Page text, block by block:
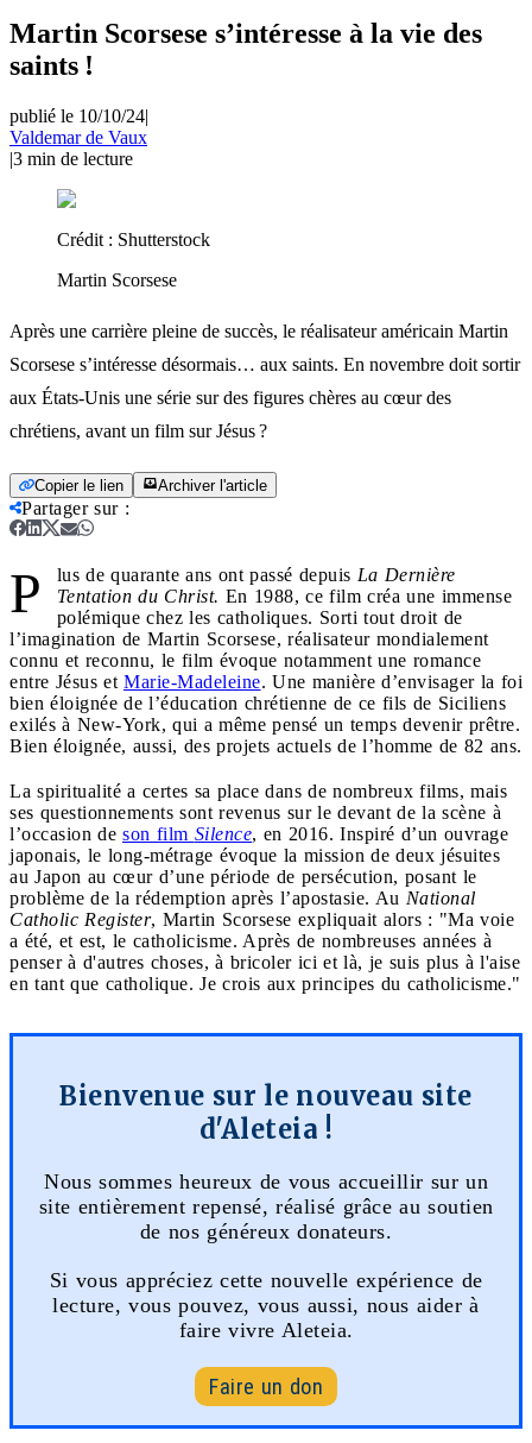
Martin Scorsese s’intéresse à la vie des
saints !
publié le 10/10/24|
Valdemar de Vaux
|3 min de lecture
Crédit : Shutterstock
Martin Scorsese
Après une carrière pleine de succès, le réalisateur américain Martin
Scorsese s’intéresse désormais… aux saints. En novembre doit sortir
aux États-Unis une série sur des figures chères au cœur des
chrétiens, avant un film sur Jésus ?
Copier le lien Archiver l'article
Partager sur:
P lus de quarante ans ont passé depuis La Dernière
Tentation du Christ. En 1988, ce film créa une immense
polémique chez les catholiques. Sorti tout droit de
l’imagination de Martin Scorsese, réalisateur mondialement
connu et reconnu, le film évoque notamment une romance
entre Jésus et Marie-Madeleine. Une manière d’envisager la foi
bien éloignée de l’éducation chrétienne de ce fils de Siciliens
exilés à New-York, qui a même pensé un temps devenir prêtre.
Bien éloignée, aussi, des projets actuels de l’homme de 82 ans.
La spiritualité a certes sa place dans de nombreux films, mais
ses questionnements sont revenus sur le devant de la scène à
l’occasion de son film Silence, en 2016. Inspiré d’un ouvrage
japonais, le long-métrage évoque la mission de deux jésuites
au Japon au cœur d’une période de persécution, posant le
problème de la rédemption après l’apostasie. Au National
Catholic Register, Martin Scorsese expliquait alors : "Ma voie
a été, et est, le catholicisme. Après de nombreuses années à
penser à d'autres choses, à bricoler ici et là, je suis plus à l'aise
en tant que catholique. Je crois aux principes du catholicisme."
Bienvenue sur le nouveau site
d'Aleteia !
Nous sommes heureux de vous accueillir sur un
site entièrement repensé, réalisé grâce au soutien
de nos généreux donateurs.
Si vous appréciez cette nouvelle expérience de
lecture, vous pouvez, vous aussi, nous aider à
faire vivre Aleteia.
Faire un don